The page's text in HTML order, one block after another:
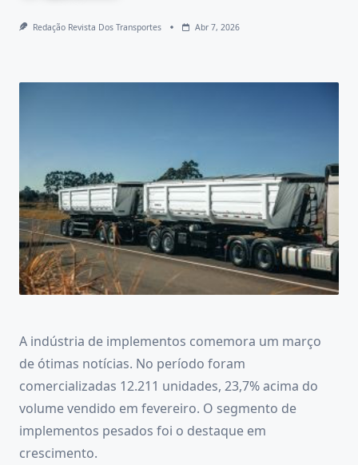
Redação Revista Dos Transportes Abr 7, 2026
A indústria de implementos comemora um março
de ótimas notícias. No período foram
comercializadas 12.211 unidades, 23,7% acima do
volume vendido em fevereiro. O segmento de
implementos pesados foi o destaque em
crescimento.